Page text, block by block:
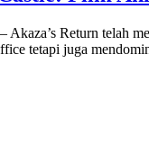
Return telah
tetapi juga